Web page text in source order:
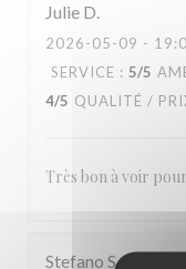
Julie D
2026-05-09 -
SERVICE : 5/5
4/5 QUALITÉ /
Très bon à voir
Stefano S